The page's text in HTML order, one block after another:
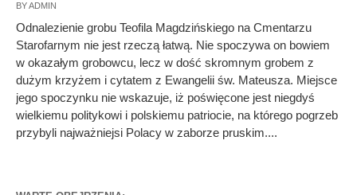
BYADMIN
Odnalezienie grobu Teofila Magdzińskiego na Cmentarzu
Starofarnym nie jest rzeczą łatwą. Nie spoczywa on bowiem
w okazałym grobowcu, lecz w dość skromnym grobem z
dużym krzyżem i cytatem z Ewangelii św. Mateusza. Miejsce
jego spoczynku nie wskazuje, iż poświęcone jest niegdyś
wielkiemu politykowi i polskiemu patriocie, na którego pogrzeb
przybyli najważniejsi Polacy w zaborze pruskim....